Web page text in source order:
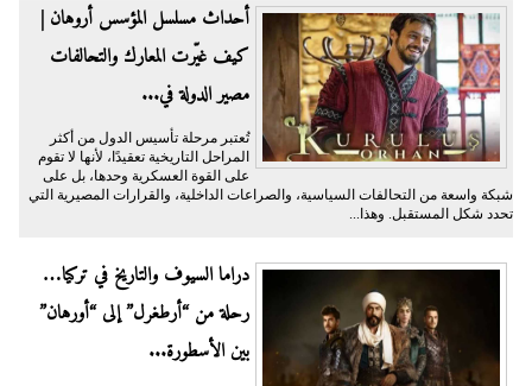
أحداث مسلسل المؤسس أروهان |
كيف غيّرت المعارك والتحالفات
مصير الدولة في...
تُعتبر مرحلة تأسيس الدول من أكثر
المراحل التاريخية تعقيدًا، لأنها لا تقوم
على القوة العسكرية وحدها، بل على
شبكة واسعة من التحالفات السياسية، والصراعات الداخلية، والقرارات المصيرية التي
تحدد شكل المستقبل. وهذا...
دراما السيوف والتاريخ في تركيا…
رحلة من “أرطغرل” إلى “أورهان”
بين الأسطورة...